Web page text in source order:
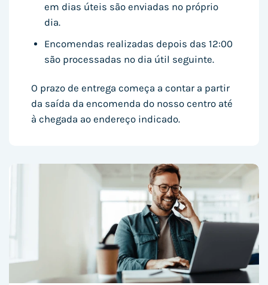
em dias úteis são enviadas no próprio
dia.
Encomendas realizadas depois das 12:00
são processadas no dia útil seguinte.
O prazo de entrega começa a contar a partir
da saída da encomenda do nosso centro até
à chegada ao endereço indicado.